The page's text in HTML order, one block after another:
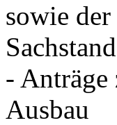
sowie
- Anträge
Ausbau